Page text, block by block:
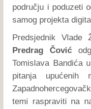
području i poduzeti
samog projekta
Predsjednik Vlade
Predrag Čović
Tomislava Bandića
pitanja upućenih
temi raspraviti na